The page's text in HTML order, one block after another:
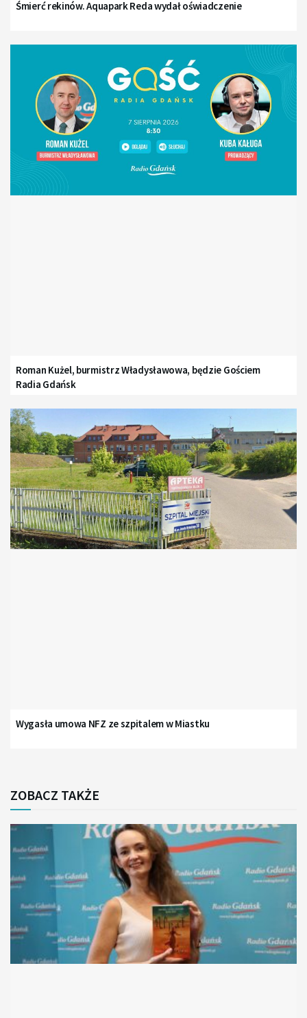
Śmierć rekinów. Aquapark Reda wydał oświadczenie
Roman Kużel, burmistrz Władysławowa, będzie Gościem
Radia Gdańsk
Wygasła umowa NFZ ze szpitalem w Miastku
ZOBACZ TAKŻE